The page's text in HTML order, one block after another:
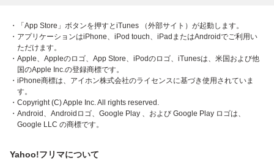
・「App Store」ボタンを押すとiTunes （外部サイト）が起動します。
・アプリケーションはiPhone、iPod touch、iPadまたはAndroidでご利用い
ただけます。
・Apple、Appleのロゴ、App Store、iPodのロゴ、iTunesは、米国および他
国のApple Inc.の登録商標です。
・iPhone商標は、アイホン株式会社のライセンスに基づき使用されていま
す。
・Copyright (C) Apple Inc. All rights reserved.
・Android、Androidロゴ、Google Play 、および Google Play ロゴは、
Google LLC の商標です。
Yahoo!フリマについて